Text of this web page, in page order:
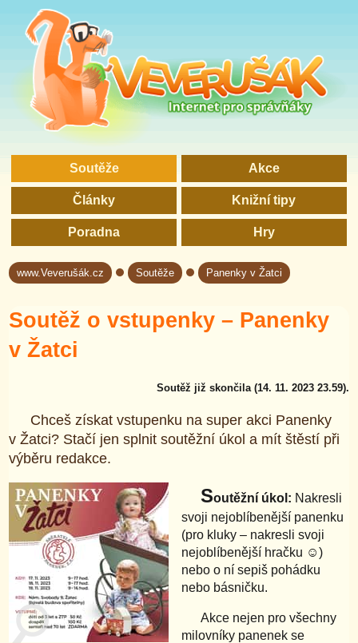
Soutěže Akce
Články Knižní tipy
Poradna Hry
www.Veverušák.cz→ Soutěže→ Panenky v Žatci
Soutěž o vstupenky – Panenky
v Žatci
Soutěž již skončila (14. 11. 2023 23.59).
Chceš získat vstupenku na super akci Panenky
v Žatci? Stačí jen splnit soutěžní úkol a mít štěstí při
výběru redakce.
Soutěžní úkol: Nakresli
svoji nejoblíbenější panenku
(pro kluky – nakresli svoji
nejoblíbenější hračku ☺)
nebo o ní sepiš pohádku
nebo básničku.
Akce nejen pro všechny
milovníky panenek se